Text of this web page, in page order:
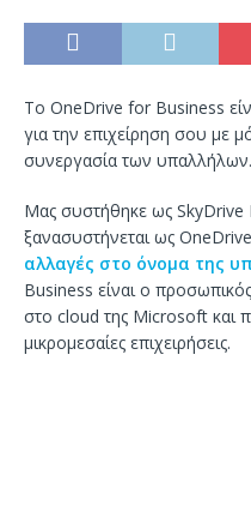
Το OneDrive for Business
για την επιχείρηση σου με
συνεργασία των υπαλλήλων.
Μας συστήθηκε ως SkyDrive
ξανασυστήνεται ως
αλλαγές στο όνομα της
Business είναι ο
στο cloud της Microsoft και
μικρομεσαίες επιχειρήσεις.